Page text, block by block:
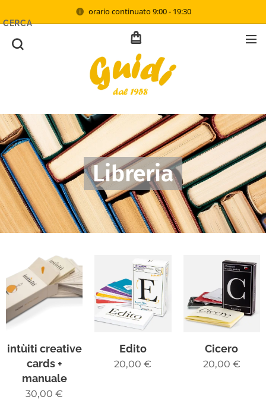
orario continuato 9:00 - 19:30
CERCA
Libreria
intùiti creative
cards +
manuale
30,00 €
Edito
20,00 €
Cicero
20,00 €